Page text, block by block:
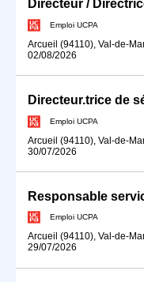
Emploi UCPA
Arcueil (94110), Val-de-
02/08/2026
Directeur.trice de
Emploi UCPA
Arcueil (94110), Val-de-
30/07/2026
Responsable
Emploi UCPA
Arcueil (94110), Val-de-
29/07/2026